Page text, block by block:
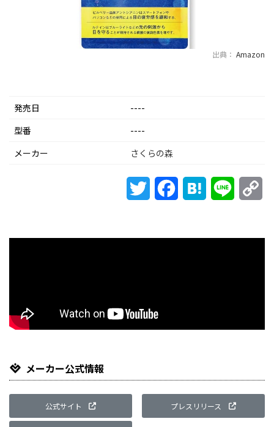
出典： Amazon
発売日
----
型番
----
メーカー
さくらの森
Twitter FacebookHatena Line
メーカー公式情報
公式サイト プレスリリース